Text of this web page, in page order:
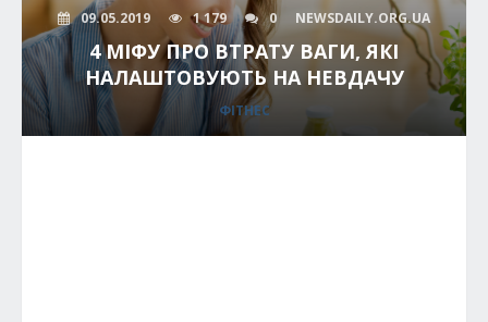
09.05.2019 1 179 0 NEWSDAILY.ORG.UA
4 МІФУ ПРО ВТРАТУ ВАГИ, ЯКІ
НАЛАШТОВУЮТЬ НА НЕВДАЧУ
ФІТНЕС